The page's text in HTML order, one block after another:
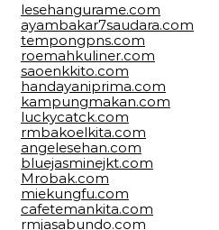
lesehangurame.com
ayambakar7saudara.com
tempongpns.com
roemahkuliner.com
saoenkkito.com
handayaniprima.com
kampungmakan.com
luckycatck.com
rmbakoelkita.com
angelesehan.com
bluejasminejkt.com
Mrobak.com
miekungfu.com
cafetemankita.com
rmjasabundo.com